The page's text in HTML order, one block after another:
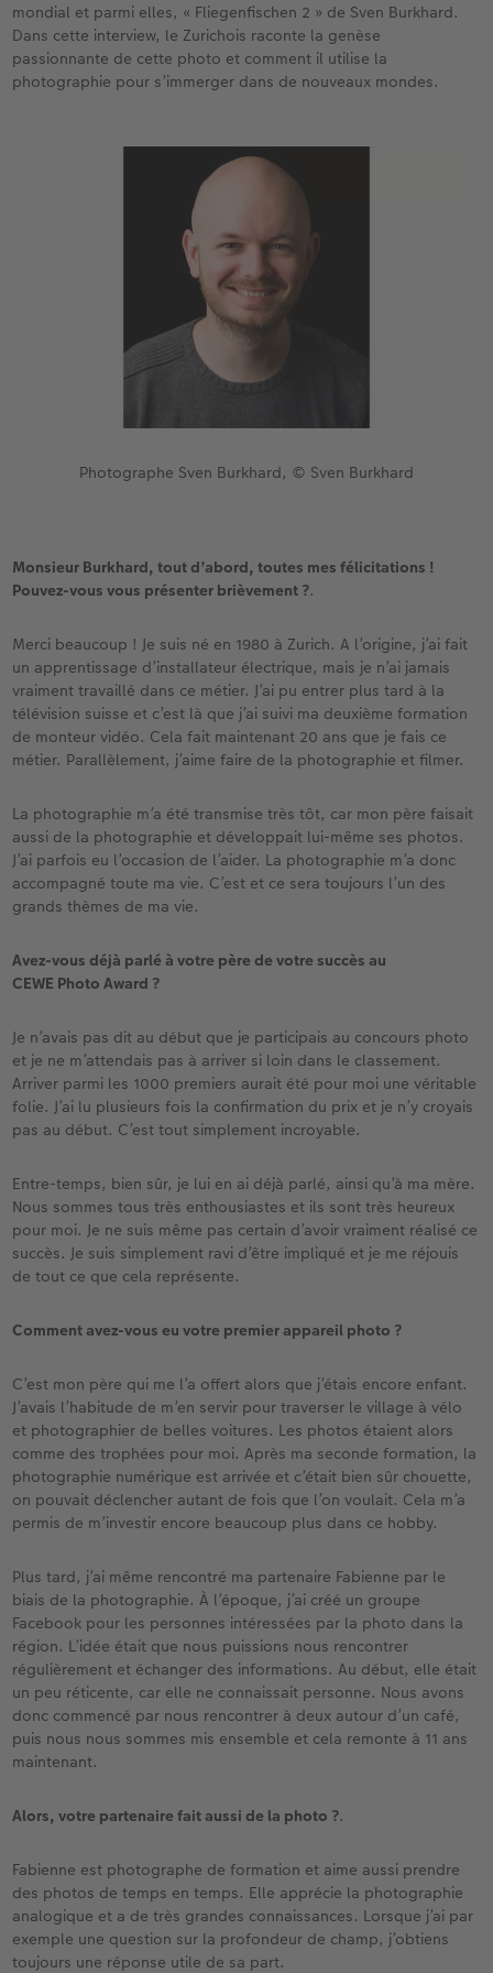
Accessoires
CEWE myPhotos
Accessoires
Nouveautés
mondial et parmi elles, « Fliegenfischen 2 » de Sven Burkhard.
Dans cette interview, le Zurichois raconte la genèse
passionnante de cette photo et comment il utilise la
photographie pour s’immerger dans de nouveaux mondes.
Photographe Sven Burkhard, © Sven Burkhard
Monsieur Burkhard, tout d’abord, toutes mes félicitations !
Pouvez-vous vous présenter brièvement ?.
Merci beaucoup ! Je suis né en 1980 à Zurich. A l’origine, j’ai fait
un apprentissage d’installateur électrique, mais je n’ai jamais
vraiment travaillé dans ce métier. J’ai pu entrer plus tard à la
télévision suisse et c’est là que j’ai suivi ma deuxième formation
de monteur vidéo. Cela fait maintenant 20 ans que je fais ce
métier. Parallèlement, j’aime faire de la photographie et filmer.
La photographie m’a été transmise très tôt, car mon père faisait
aussi de la photographie et développait lui-même ses photos.
J’ai parfois eu l’occasion de l’aider. La photographie m’a donc
accompagné toute ma vie. C’est et ce sera toujours l’un des
grands thèmes de ma vie.
Avez-vous déjà parlé à votre père de votre succès au
CEWE Photo Award ?
Je n’avais pas dit au début que je participais au concours photo
et je ne m’attendais pas à arriver si loin dans le classement.
Arriver parmi les 1000 premiers aurait été pour moi une véritable
folie. J’ai lu plusieurs fois la confirmation du prix et je n’y croyais
pas au début. C’est tout simplement incroyable.
Entre-temps, bien sûr, je lui en ai déjà parlé, ainsi qu’à ma mère.
Nous sommes tous très enthousiastes et ils sont très heureux
pour moi. Je ne suis même pas certain d’avoir vraiment réalisé ce
succès. Je suis simplement ravi d’être impliqué et je me réjouis
de tout ce que cela représente.
Comment avez-vous eu votre premier appareil photo ?
C’est mon père qui me l’a offert alors que j’étais encore enfant.
J’avais l’habitude de m’en servir pour traverser le village à vélo
et photographier de belles voitures. Les photos étaient alors
comme des trophées pour moi. Après ma seconde formation, la
photographie numérique est arrivée et c’était bien sûr chouette,
on pouvait déclencher autant de fois que l’on voulait. Cela m’a
permis de m’investir encore beaucoup plus dans ce hobby.
Plus tard, j’ai même rencontré ma partenaire Fabienne par le
biais de la photographie. À l’époque, j’ai créé un groupe
Facebook pour les personnes intéressées par la photo dans la
région. L’idée était que nous puissions nous rencontrer
régulièrement et échanger des informations. Au début, elle était
un peu réticente, car elle ne connaissait personne. Nous avons
donc commencé par nous rencontrer à deux autour d’un café,
puis nous nous sommes mis ensemble et cela remonte à 11 ans
maintenant.
Alors, votre partenaire fait aussi de la photo ?.
Fabienne est photographe de formation et aime aussi prendre
des photos de temps en temps. Elle apprécie la photographie
analogique et a de très grandes connaissances. Lorsque j’ai par
exemple une question sur la profondeur de champ, j’obtiens
toujours une réponse utile de sa part.